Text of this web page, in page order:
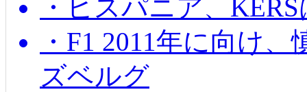
・ヒスパニア、
・F1 2011年に向け
ズベルグ